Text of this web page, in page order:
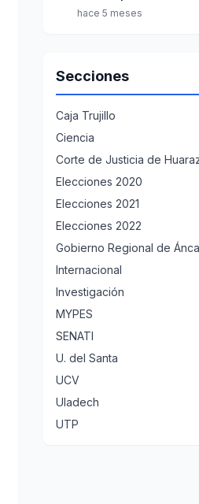
hace 5 meses
Secciones
Caja Trujillo
Ciencia
Corte de Justicia de
Elecciones 2020
Elecciones 2021
Elecciones 2022
Gobierno Regional de
Internacional
Investigación
MYPES
SENATI
U. del Santa
UCV
Uladech
UTP